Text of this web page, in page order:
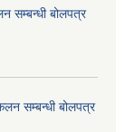
सम्बन्धी बोलपत्र
सम्बन्धी बोलपत्र